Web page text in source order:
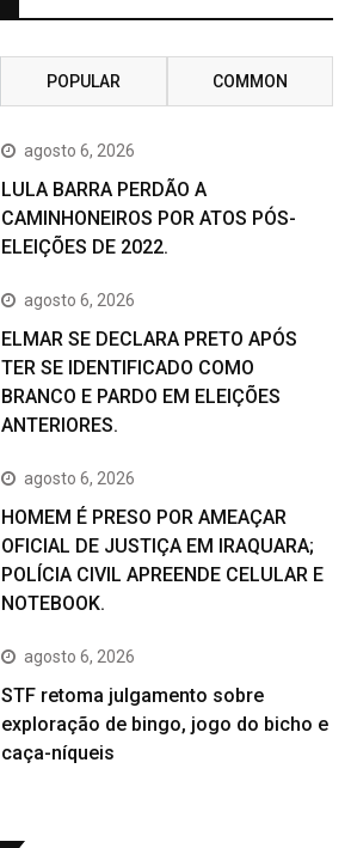
POPULAR COMMON
agosto 6, 2026
LULA BARRA PERDÃO A
CAMINHONEIROS POR ATOS PÓS-
ELEIÇÕES DE 2022.
agosto 6, 2026
ELMAR SE DECLARA PRETO APÓS
TER SE IDENTIFICADO COMO
BRANCO E PARDO EM ELEIÇÕES
ANTERIORES.
agosto 6, 2026
HOMEM É PRESO POR AMEAÇAR
OFICIAL DE JUSTIÇA EM IRAQUARA;
POLÍCIA CIVIL APREENDE CELULAR E
NOTEBOOK.
agosto 6, 2026
STF retoma julgamento sobre
exploração de bingo, jogo do bicho e
caça-níqueis